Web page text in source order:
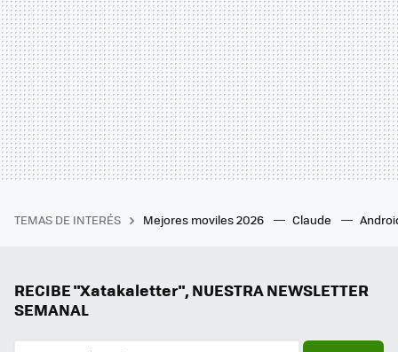
TEMAS DE INTERÉS Mejores moviles 2026 Claude
RECIBE "Xatakaletter", NUESTRA NEWSLETTER
SEMANAL